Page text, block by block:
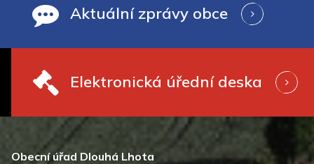
Aktuální zprávy obce
Elektronická úřední deska
Obecní úřad Dlouhá Lhota